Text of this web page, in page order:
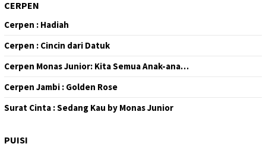
CERPEN
Cerpen : Hadiah
Cerpen : Cincin dari Datuk
Cerpen Monas Junior: Kita Semua Anak-ana…
Cerpen Jambi : Golden Rose
Surat Cinta : Sedang Kau by Monas Junior
PUISI